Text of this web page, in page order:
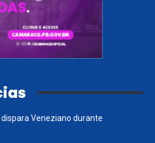
dispara Veneziano durante